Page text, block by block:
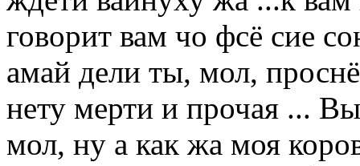
говорит вам чо фсё сие
амай дели ты, мол,
нету мерти и прочая ...
мол, ну а как жа моя